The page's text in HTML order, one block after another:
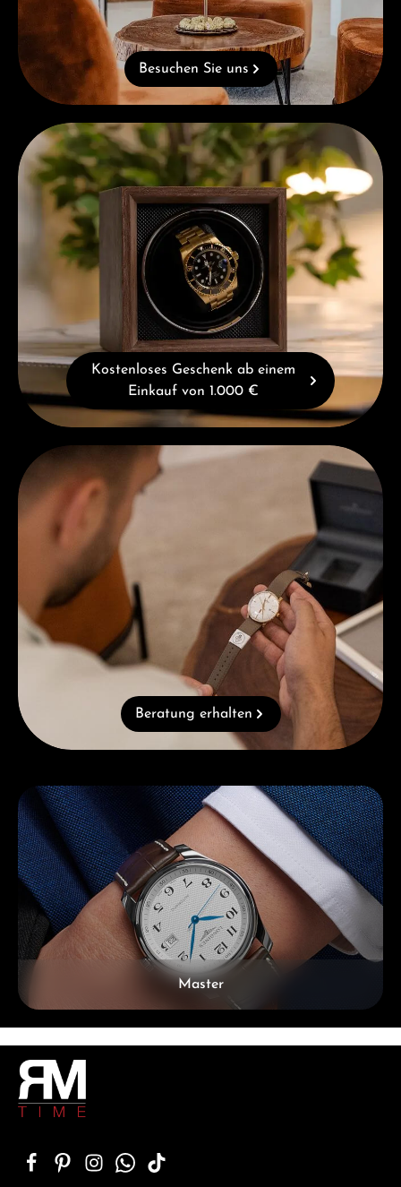
Besuchen Sie uns
Kostenloses Geschenk ab einem Einkauf von 1.000 €
Kostenloses Geschenk ab einem
Einkauf von 1.000 €
Beratung erhalten
Beratung erhalten
Kategoriegalerie überspringen
Master